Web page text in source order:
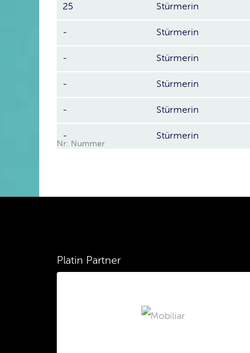
25 Stürmerin
- Stürmerin
- Stürmerin
- Stürmerin
- Stürmerin
- Stürmerin
Nr: Nummer
Platin Partner